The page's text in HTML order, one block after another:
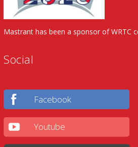
Mastrant has been a sponsor of WRTC
Social
Facebook
Youtube